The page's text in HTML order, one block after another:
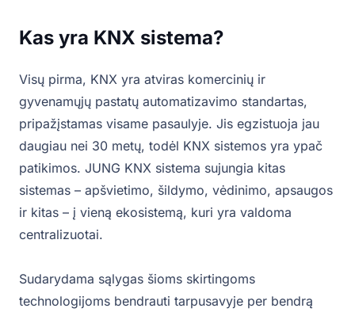
Kas yra KNX sistema?
Visų pirma, KNX yra atviras komercinių ir
gyvenamųjų pastatų automatizavimo standartas,
pripažįstamas visame pasaulyje. Jis egzistuoja jau
daugiau nei 30 metų, todėl KNX sistemos yra ypač
patikimos. JUNG KNX sistema sujungia kitas
sistemas – apšvietimo, šildymo, vėdinimo, apsaugos
ir kitas – į vieną ekosistemą, kuri yra valdoma
centralizuotai.
Sudarydama sąlygas šioms skirtingoms
technologijoms bendrauti tarpusavyje per bendrą